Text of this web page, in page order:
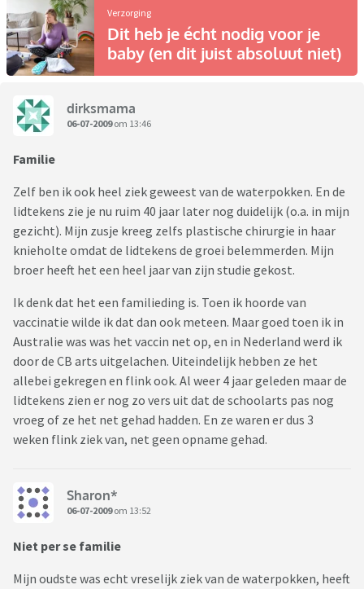
Verzorging
Dit heb je écht nodig voor je
baby (en dit juist absoluut niet)
dirksmama
06-07-2009om 13:46
Familie
Zelf ben ik ook heel ziek geweest van de waterpokken. En de
lidtekens zie je nu ruim 40 jaar later nog duidelijk (o.a. in mijn
gezicht). Mijn zusje kreeg zelfs plastische chirurgie in haar
knieholte omdat de lidtekens de groei belemmerden. Mijn
broer heeft het een heel jaar van zijn studie gekost.
Ik denk dat het een familieding is. Toen ik hoorde van
vaccinatie wilde ik dat dan ook meteen. Maar goed toen ik in
Australie was was het vaccin net op, en in Nederland werd ik
door de CB arts uitgelachen. Uiteindelijk hebben ze het
allebei gekregen en flink ook. Al weer 4 jaar geleden maar de
lidtekens zien er nog zo vers uit dat de schoolarts pas nog
vroeg of ze het net gehad hadden. En ze waren er dus 3
weken flink ziek van, net geen opname gehad.
Sharon*
06-07-2009om 13:52
Niet per se familie
Mijn oudste was echt vreselijk ziek van de waterpokken, heeft